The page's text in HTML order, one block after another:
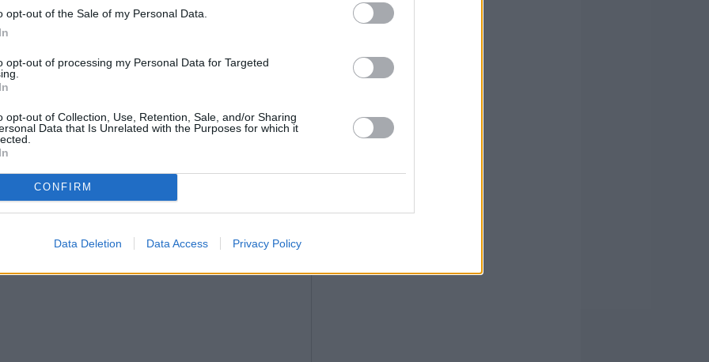
opt-out of the Sale of my Personal Data.
opt-out of processing my Personal Data for Targeted
opt-out of Collection, Use, Retention, Sale, and/or Sharing
Data that Is Unrelated with the Purposes for which it
CONFIRM
Data Deletion Data Access Privacy Policy
masculina y femenina, ambas sobre un trazado
nueve, se disputarán las pruebas de línea en
un exigente recorrido de 50, 36 kilómetros, que
pasa por los municipios de Mancha Real y